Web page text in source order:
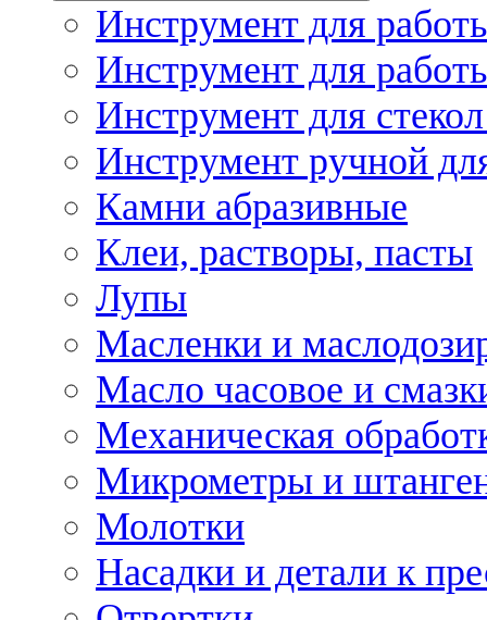
Инструмент для
Инструмент для
Инструмент для
Инструмент ручной
Камни абразивные
Клеи, растворы, пасты
Лупы
Масленки и
Масло часовое и
Механическая
Микрометры и
Молотки
Насадки и детали к